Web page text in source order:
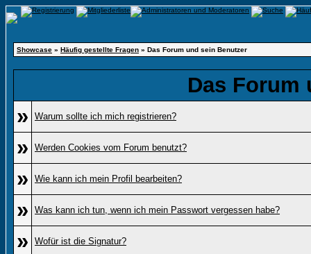
Showcase » Häufig gestellte Fragen » Das Forum und sein Benutzer
Das Forum
»
Warum sollte ich mich registrieren?
» Werden Cookies vom Forum benutzt?
» Wie kann ich mein Profil bearbeiten?
» Was kann ich tun, wenn ich mein Passwort vergessen habe?
» Wofür ist die Signatur?